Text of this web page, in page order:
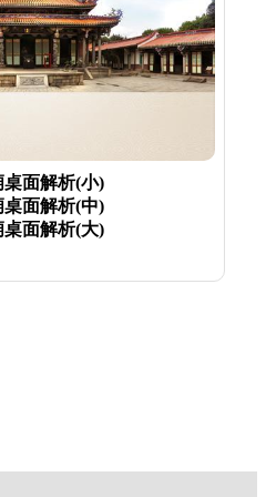
面解析(小)
面解析(中)
面解析(大)